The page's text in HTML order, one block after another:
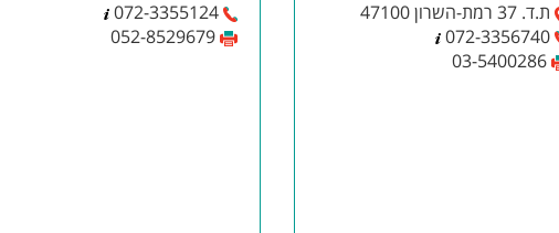
ת.ד. 37 רמת-השרון 47100
072-3356740
03-5400286
072-3355124
052-8529679